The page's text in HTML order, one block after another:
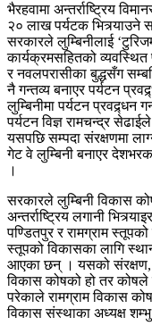
भैरहवामा अन्तर्राष्ट्रिय
२० लाख पर्यटक भित्र्याउने
सरकारले लुम्बिनीलाई
कार्यक्रमसहितको
र नवलपरासीका बुद्धसँग
नै गन्तव्य बनाएर पर्यटन
लुम्बिनीमा पर्यटन प्रवद्र्धन
पर्यटन विज्ञ रामचन्द्र
यसपछि सम्पदा संरक्षणमा
गेट वे लुम्बिनी बनाएर
।
सरकारले लुम्बिनी विकास
अन्तर्राष्ट्रिय लगानी
पण्डितपुर र रामग्राम
स्तूपको विकासका लागि
आएका छन् । यसको संरक्षण,
विकास कोषको हो तर कोषले
परेकाले रामग्राम विकास
विकास संस्थाका अध्यक्ष